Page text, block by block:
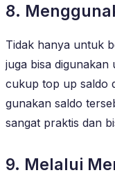
8.
Tidak hanya untuk
juga bisa digunakan
cukup top up saldo
gunakan saldo
sangat praktis dan
9. Melalui